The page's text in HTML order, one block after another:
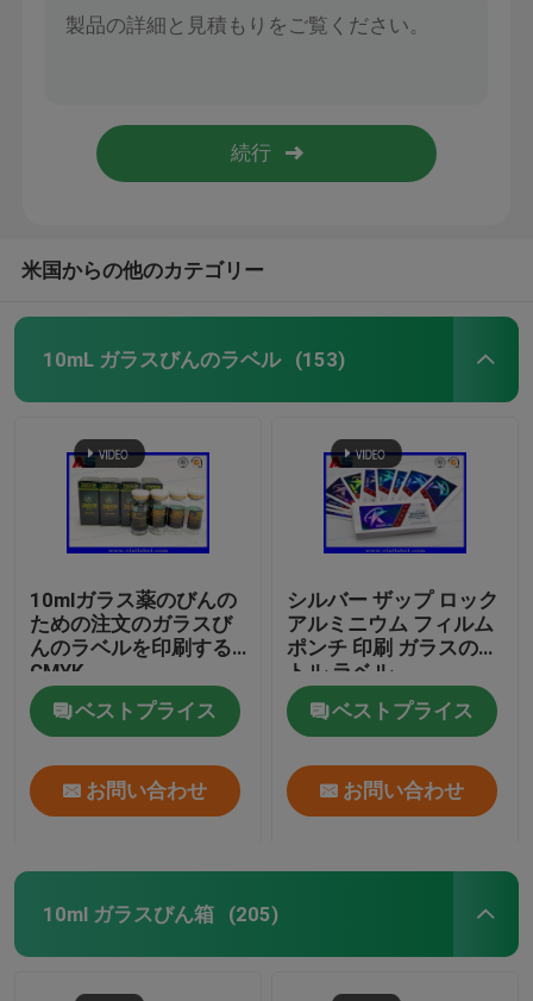
米国からの他のカテゴリー
10mL ガラスびんのラベル (153)
10mlガラス薬のびんの
ための注文のガラスび
んのラベルを印刷する
CMYK
ベストプライス
お問い合わせ
シルバー ザップ ロック
アルミニウム フィルム
ポンチ 印刷 ガラスのボ
トル ラベル
ベストプライス
お問い合わせ
10ml ガラスびん箱 (205)